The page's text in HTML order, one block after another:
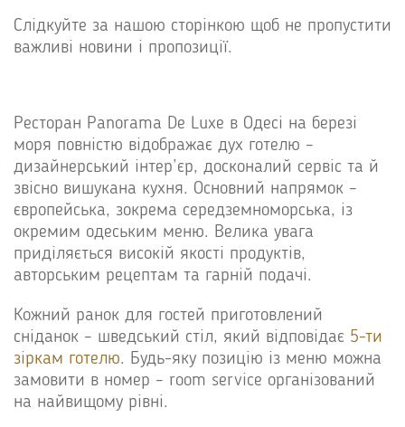
Слідкуйте за нашою сторінкою щоб не пропустити
важливі новини і пропозиції.
Ресторан Panorama De Luxe в Одесі на березі
моря повністю відображає дух готелю –
дизайнерський інтер’єр, досконалий сервіс та й
звісно вишукана кухня. Основний напрямок –
європейська, зокрема середземноморська, із
окремим одеським меню. Велика увага
приділяється високій якості продуктів,
авторським рецептам та гарній подачі.
Кожний ранок для гостей приготовлений
сніданок – шведський стіл, який відповідає 5-ти
зіркам готелю. Будь-яку позицію із меню можна
замовити в номер – room service організований
на найвищому рівні.